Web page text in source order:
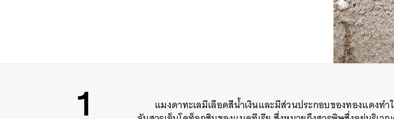
1
แมงดาทะเลมีเลือดสีน้ำเงินและมีส่วนประกอบของทองแดงท